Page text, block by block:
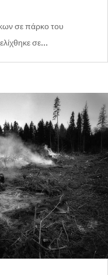
σε πάρκο του
σε...